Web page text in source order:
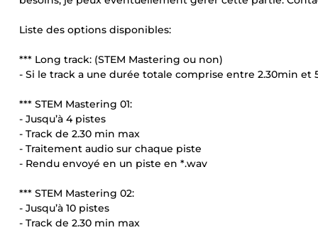
Liste des options disponibles:
*** Long track: (STEM Mastering ou non)
- Si le track a une durée totale comprise entre 2.30min et
*** STEM Mastering 01:
- Jusqu’à 4 pistes
- Track de 2.30 min max
- Traitement audio sur chaque piste
- Rendu envoyé en un piste en *.wav
*** STEM Mastering 02:
- Jusqu’à 10 pistes
- Track de 2.30 min max